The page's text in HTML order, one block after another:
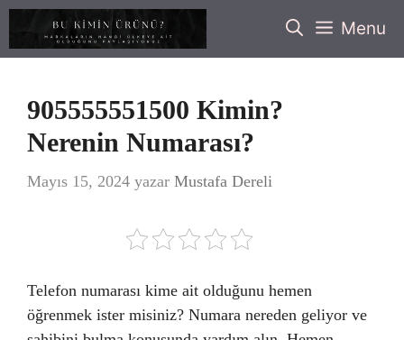
İçeriğe
Menu
905555551500 Kimin?
Nerenin Numarası?
Mayıs 15, 2024 yazar Mustafa Dereli
Telefon numarası kime ait olduğunu hemen
öğrenmek ister misiniz? Numara nereden geliyor ve